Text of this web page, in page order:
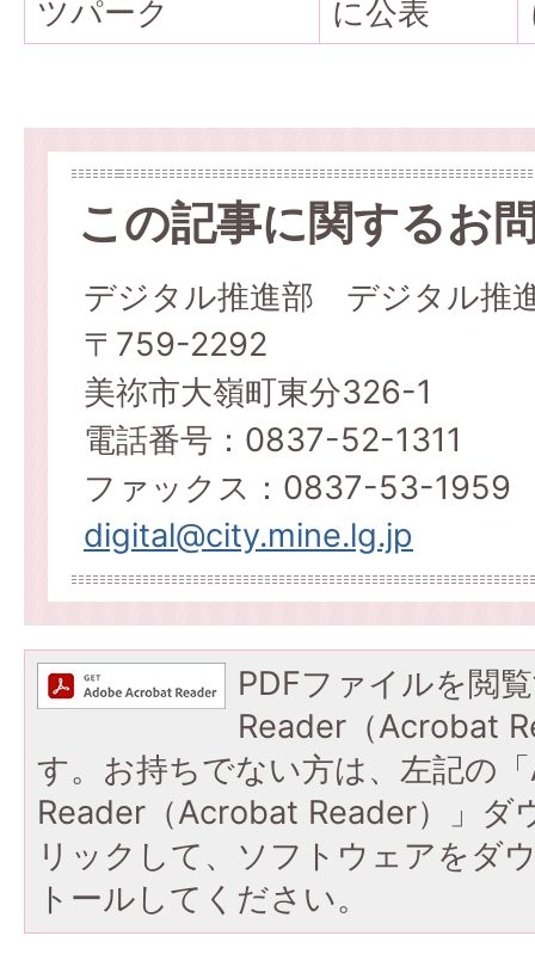
ツパーク
に公表
この記事に関するお
デジタル推進部 デジタル推
〒759-2292
美祢市大嶺町東分326-1
電話番号：0837-52-1311
ファックス：0837-53-1959
digital@city.mine.lg.jp
PDFファイルを閲
Reader（Acrobat
す。お持ちでない方は、左記の
Reader（Acrobat Reader）」ダ
リックして、ソフトウェアをダ
トールしてください。